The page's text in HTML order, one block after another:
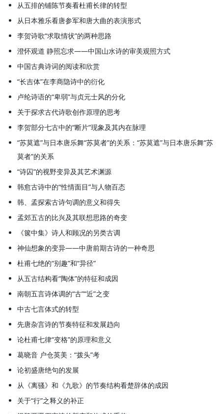
从五排的铺陈节奏看杜甫长律的转型
从日本雅乐看唐参军和唐大曲的表演形式
李贺诗歌“求取情状”的两种思路
澄怀观道 静照忘求——中国山水诗的审美观照方式
中国古典诗词的阅读和欣赏
“长吉体”在李商隐诗中的衍化
卢纶诗语的“卑弱”与贞元士风的分化
关于探求古代诗歌创作原理的思考
李贺部分七古中的“断片”现象及其内在脉理
“苏莫遮”与日本唐乐舞“苏莫者”的关系：“苏莫遮”与日本唐乐舞“苏
莫者”的关系
“诗囚”的视野变异及其艺术渊源
韩愈古诗中的“性情面目”与人物百态
韩、孟探索古诗句调的意义和得失
孟郊五古的比兴及其联想思路的奇变
《箧中集》诗人和顾况的另类古调
神仙想象的变异——中唐前期古诗的一种奇思
杜甫七绝的“别趣”和“异径”
从五古结构看“陶体”的特征和成因
南朝五言诗体调的“古”“近”之变
中古七言体式的转型
先唐杂言诗的节奏特征和发展趋向
论杜甫七律“变格”的原理和意义
葛晓音 户仓英美：“拨头”考
论初盛唐绝句的发展
从《离骚》和《九歌》的节奏结构看楚辞体的成因
关于“行”之释义的补正